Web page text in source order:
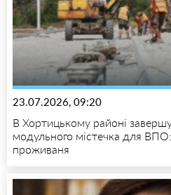
23.07.2026, 09:20
В Хортицькому районі
модульного містечка для
проживаня